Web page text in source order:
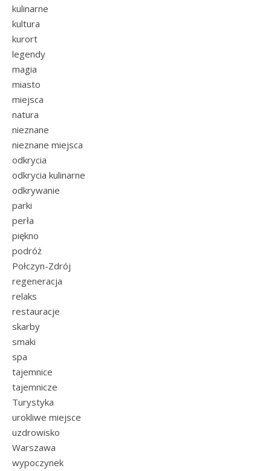
kulinarne
kultura
kurort
legendy
magia
miasto
miejsca
natura
nieznane
nieznane miejsca
odkrycia
odkrycia kulinarne
odkrywanie
parki
perła
piękno
podróż
Połczyn-Zdrój
regeneracja
relaks
restauracje
skarby
smaki
spa
tajemnice
tajemnicze
Turystyka
urokliwe miejsce
uzdrowisko
Warszawa
wypoczynek